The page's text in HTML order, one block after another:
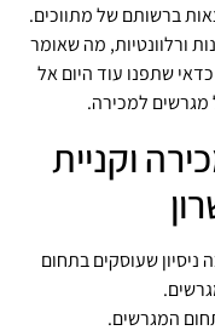
ברשותם של מתווכים.
ורלוונטיות, מה שאומר
שתפנו עוד היום אל
מגרשים למכירה.
וקניית
שעוסקים בתחום
המגרשים.